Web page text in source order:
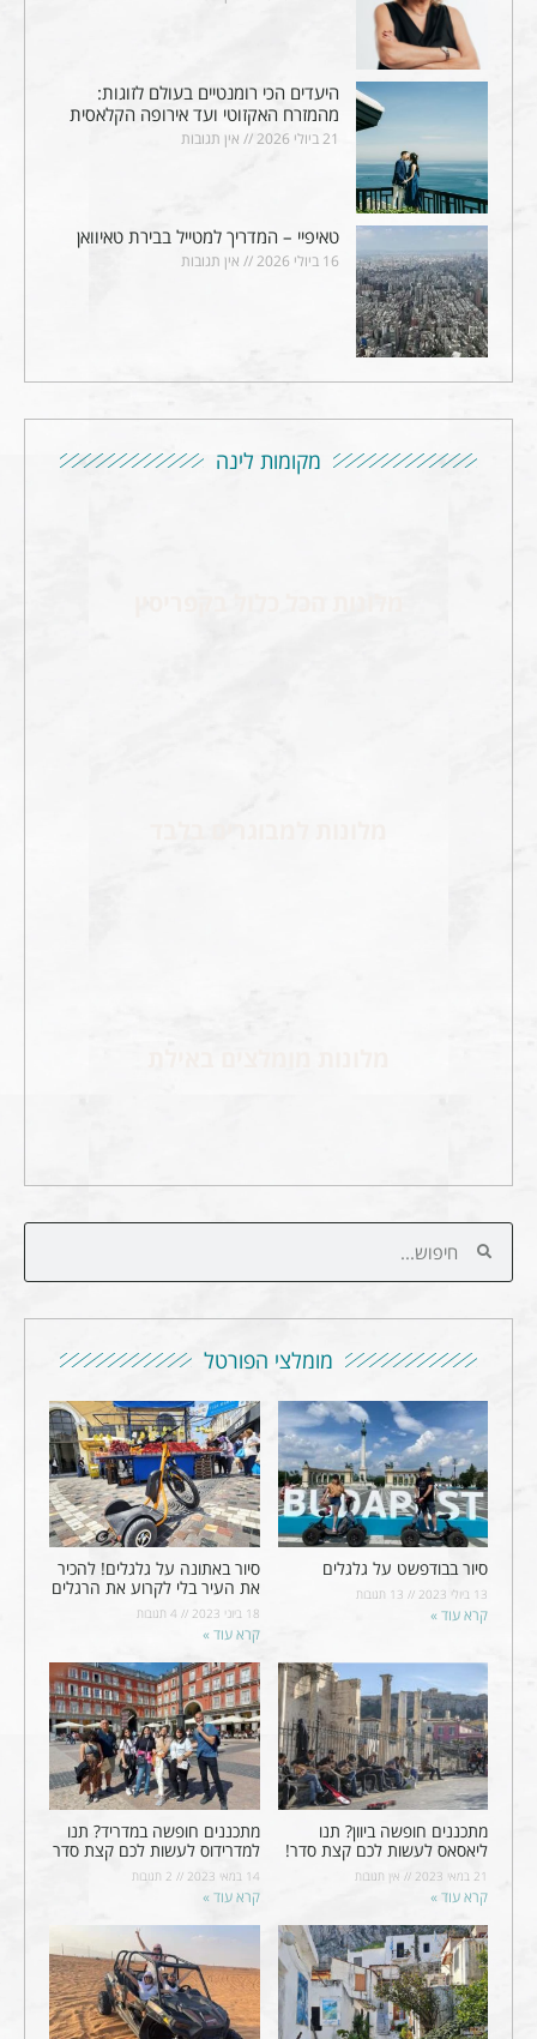
היעדים הכי רומנטיים בעולם לזוגות:
מהמזרח האקזוטי ועד אירופה הקלאסית
21 ביולי 2026 אין תגובות
טאיפיי – המדריך למטייל בבירת טאיוואן
16 ביולי 2026 אין תגובות
מקומות לינה
מומלצי הפורטל
סיור בבודפשט על גלגלים
13 ביולי 2023
קרא עוד »
סיור באתונה על גלגלים! להכיר
את העיר בלי לקרוע את הרגלים
18 ביוני 2023
קרא עוד »
מתכננים חופשה ביוון? תנו
ליאסאס לעשות לכם קצת סדר!
21 במאי 2023 אין תגובות
קרא עוד »
מתכננים חופשה במדריד? תנו
למדרידוס לעשות לכם קצת סדר
14 במאי 2023
קרא עוד »